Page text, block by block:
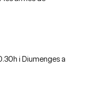
i Diumenges a